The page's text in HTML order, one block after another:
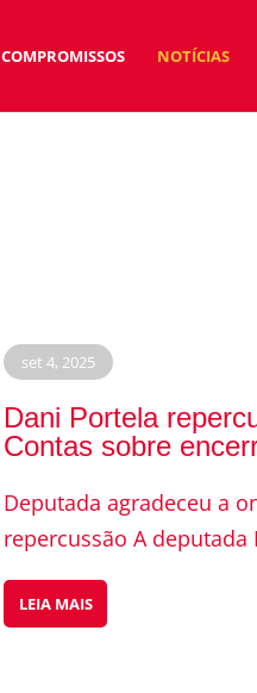
COMPROMISSOS NOTÍCIAS
set 4, 2025
Dani Portela
Contas sobre
Deputada agradeceu a
repercussão A
LEIA MAIS